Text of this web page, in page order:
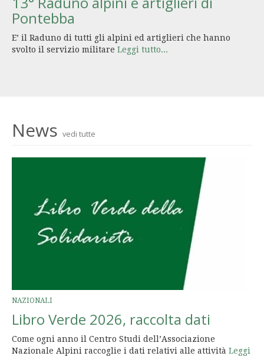
Pontebba
E’ il Raduno di tutti gli alpini ed artiglieri che hanno
svolto il servizio militare Leggi tutto...
News vedi tutte
NAZIONALI
Libro Verde 2026, raccolta dati
Come ogni anno il Centro Studi dell’Associazione
Nazionale Alpini raccoglie i dati relativi alle attività Leggi